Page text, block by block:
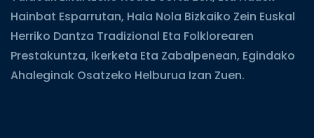
Hainbat Esparrutan, Hala Nola Bizkaiko Zein Euskal
Herriko Dantza Tradizional Eta Folklorearen
Prestakuntza, Ikerketa Eta Zabalpenean, Egindako
Ahaleginak Osatzeko Helburua Izan Zuen.